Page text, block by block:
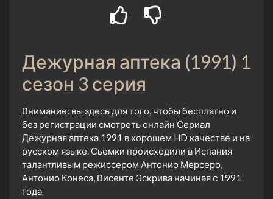
Дежурная аптека (1991) 1
сезон 3 серия
Внимание: вы здесь для того, чтобы бесплатно и
без регистрации смотреть онлайн Сериал
Дежурная аптека 1991 в хорошем HD качестве и на
русском языке. Сьемки происходили в Испания
талантливым режиссером Антонио Мерсеро,
Антонио Конеса, Висенте Эскрива начиная с 1991
года.